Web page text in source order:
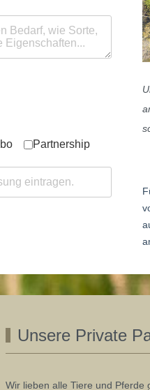
Partnership
Unsere Private
Wir lieben alle Tiere und Pferde